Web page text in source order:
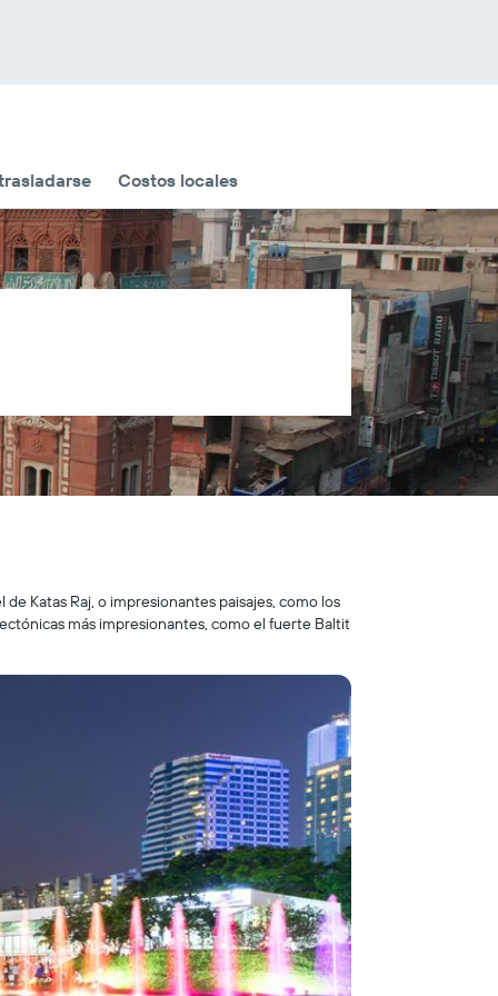
Costos locales
Katas Raj, o impresionantes paisajes, como los
más impresionantes, como el fuerte Baltit